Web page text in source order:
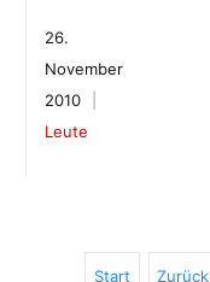
26.
November
2010
Leute
Start Zurück